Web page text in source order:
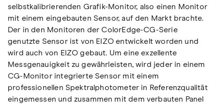
selbstkalibrierenden Grafik-Monitor, also einen Monitor
mit einem eingebauten Sensor, auf den Markt brachte.
Der in den Monitoren der ColorEdge-CG-Serie
genutzte Sensor ist von EIZO entwickelt worden und
wird auch von EIZO gebaut. Um eine exzellente
Messgenauigkeit zu gewährleisten, wird jeder in einem
CG-Monitor integrierte Sensor mit einem
professionellen Spektralphotometer in Referenzqualität
eingemessen und zusammen mit dem verbauten Panel